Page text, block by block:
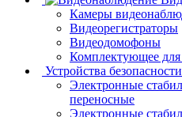
Камеры
Видеорегистраторы
Видеодомофоны
Комплектующее
Устройства
Электронные
переносные
Электронные